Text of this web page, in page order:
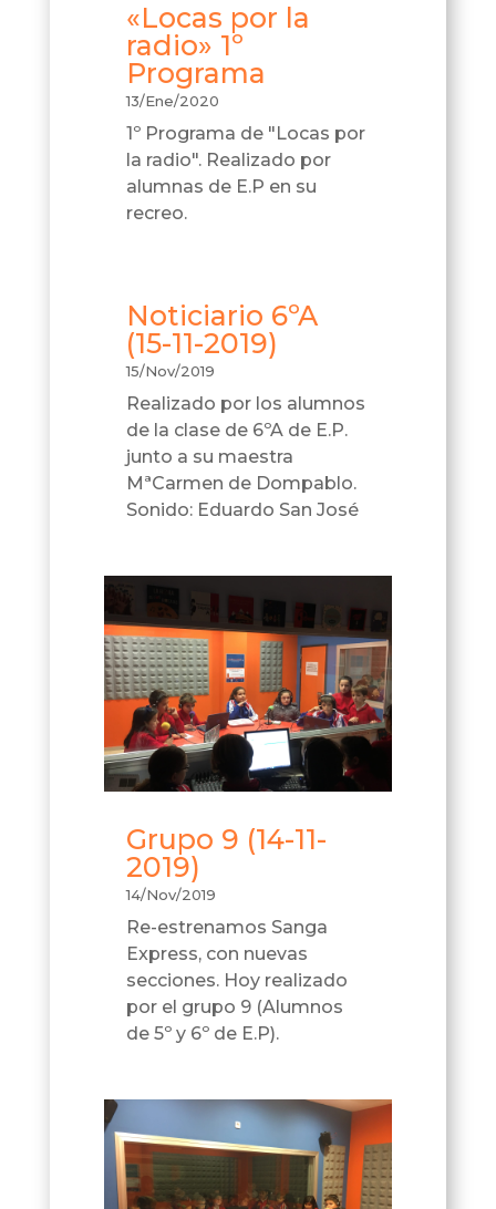
«Locas por la
radio» 1º
Programa
13/Ene/2020
1º Programa de "Locas por
la radio". Realizado por
alumnas de E.P en su
recreo.
Noticiario 6ºA
(15-11-2019)
15/Nov/2019
Realizado por los alumnos
de la clase de 6ºA de E.P.
junto a su maestra
MªCarmen de Dompablo.
Sonido: Eduardo San José
Grupo 9 (14-11-
2019)
14/Nov/2019
Re-estrenamos Sanga
Express, con nuevas
secciones. Hoy realizado
por el grupo 9 (Alumnos
de 5º y 6º de E.P).